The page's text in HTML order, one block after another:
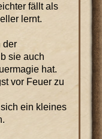
fällt als
lernt.
der
sie auch
hat.
vor Feuer zu
ein kleines